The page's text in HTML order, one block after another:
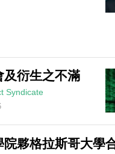
及衍生之不滿
Syndicate
夥格拉斯哥大學